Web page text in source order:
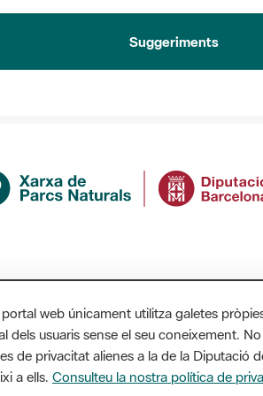
Suggeriments
web únicament utilitza galetes
dels usuaris sense el seu coneixement.
de privacitat alienes a la de la Diputació
a ells. Consulteu la nostra política de